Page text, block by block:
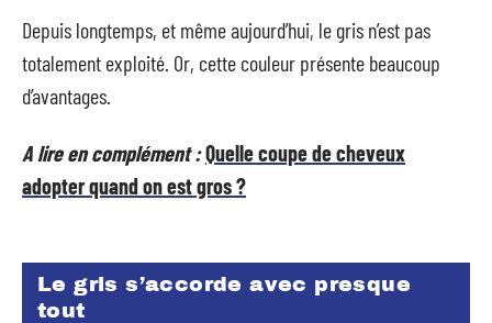
Depuis longtemps, et même aujourd’hui, le gris n’est pas
totalement exploité. Or, cette couleur présente beaucoup
d’avantages.
A lire en complément :Quelle coupe de cheveux
adopter quand on est gros ?
Le gris s’accorde avec presque
tout